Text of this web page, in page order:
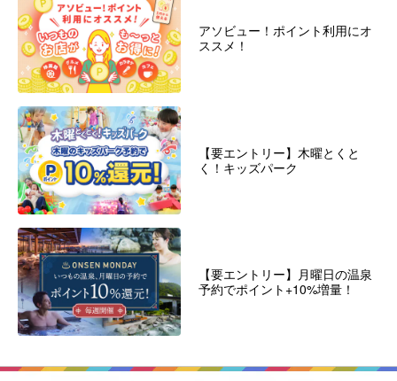
アソビュー！ポイント利用にオ
ススメ！
【要エントリー】木曜とくと
く！キッズパーク
【要エントリー】月曜日の温泉
予約でポイント+10%増量！